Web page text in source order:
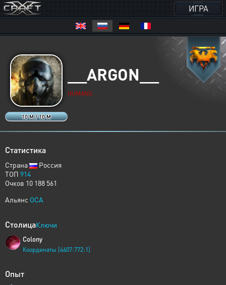
ИГРА
10 M / 10 M
__ARGON__
HUMANS
Статистика
Страна
Россия
ТОП 914
Очков 10 188 561
Альянс OCA
СтолицаКлючи
Colony
Координаты [4607:772:1]
Опыт